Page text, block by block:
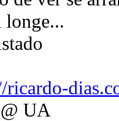
longe...
ricardo-
UA